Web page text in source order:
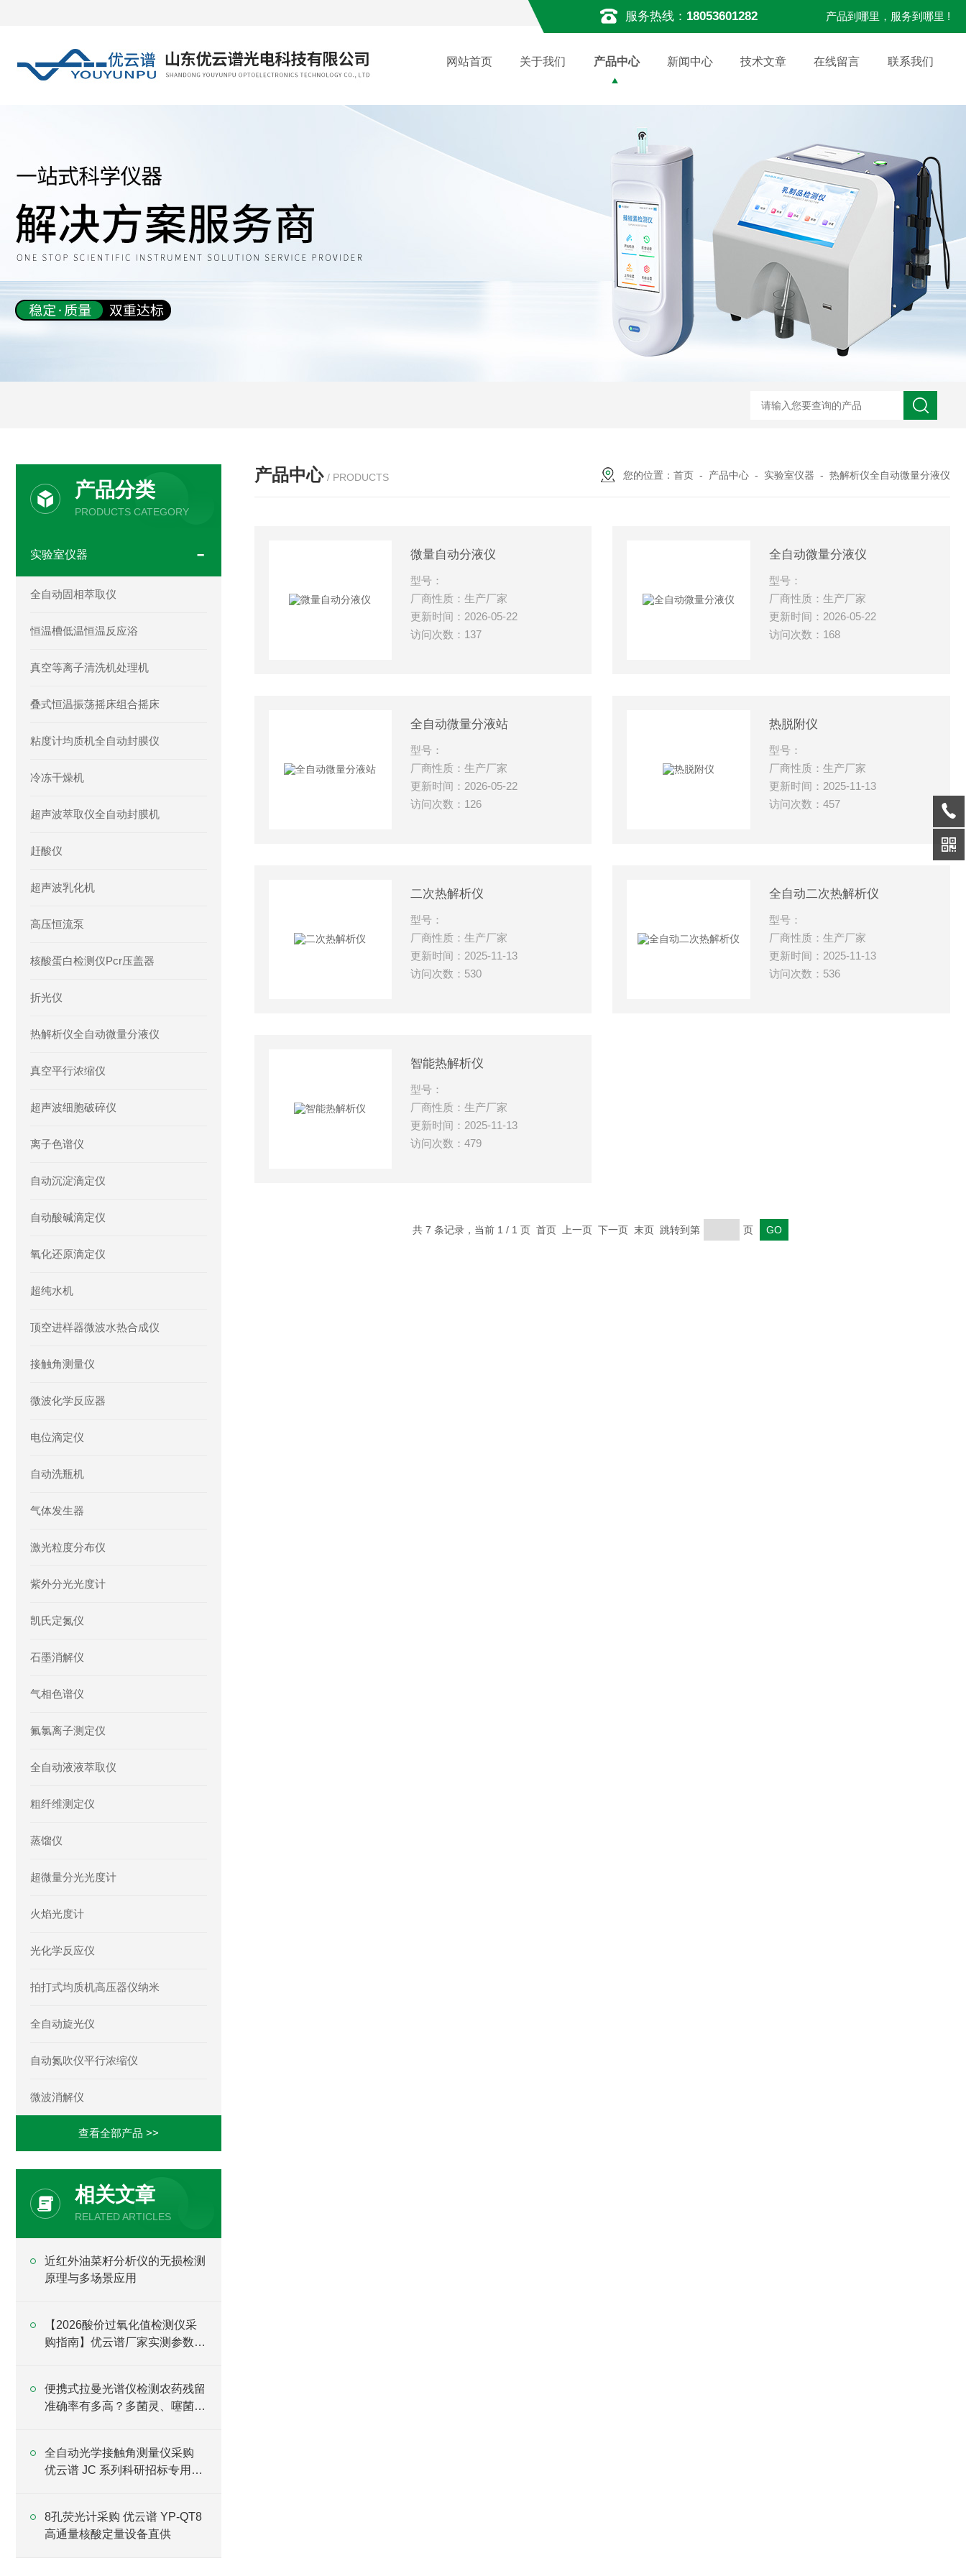
服务热线： 18053601282 产品到哪里，服务到哪里 !
网站首页 关于我们 产品中心 新闻中心 技术文章 在线留言 联系我们
产品分类
PRODUCTS CATEGORY
实验室仪器
全自动固相萃取仪
恒温槽低温恒温反应浴
真空等离子清洗机处理机
叠式恒温振荡摇床组合摇床
粘度计均质机全自动封膜仪
冷冻干燥机
超声波萃取仪全自动封膜机
赶酸仪
超声波乳化机
高压恒流泵
核酸蛋白检测仪Pcr压盖器
折光仪
热解析仪全自动微量分液仪
真空平行浓缩仪
超声波细胞破碎仪
离子色谱仪
自动沉淀滴定仪
自动酸碱滴定仪
氧化还原滴定仪
超纯水机
顶空进样器微波水热合成仪
接触角测量仪
微波化学反应器
电位滴定仪
自动洗瓶机
气体发生器
激光粒度分布仪
紫外分光光度计
凯氏定氮仪
石墨消解仪
气相色谱仪
氟氯离子测定仪
全自动液液萃取仪
粗纤维测定仪
蒸馏仪
超微量分光光度计
火焰光度计
光化学反应仪
拍打式均质机高压器仪纳米
全自动旋光仪
自动氮吹仪平行浓缩仪
微波消解仪
查看全部产品 >>
相关文章
RELATED ARTICLES
近红外油菜籽分析仪的无损检测
原理与多场景应用
【2026酸价过氧化值检测仪采
购指南】优云谱厂家实测参数与
便携式拉曼光谱仪检测农药残留
准确率有多高？多菌灵、噻菌灵
全自动光学接触角测量仪采购
优云谱 JC 系列科研招标专用设
8孔荧光计采购 优云谱 YP-QT8
高通量核酸定量设备直供
产品中心 / PRODUCTS 您的位置： 首页 - 产品中心 - 实验室仪器 - 热解析仪全自动微量分液仪
微量自动分液仪
型号：
厂商性质：生产厂家
更新时间：2026-05-22
访问次数：137
全自动微量分液仪
型号：
厂商性质：生产厂家
更新时间：2026-05-22
访问次数：168
全自动微量分液站
型号：
厂商性质：生产厂家
更新时间：2026-05-22
访问次数：126
热脱附仪
型号：
厂商性质：生产厂家
更新时间：2025-11-13
访问次数：457
二次热解析仪
型号：
厂商性质：生产厂家
更新时间：2025-11-13
访问次数：530
全自动二次热解析仪
型号：
厂商性质：生产厂家
更新时间：2025-11-13
访问次数：536
智能热解析仪
型号：
厂商性质：生产厂家
更新时间：2025-11-13
访问次数：479
共 7 条记录，当前 1 / 1 页 首页 上一页 下一页 末页 跳转到第 页